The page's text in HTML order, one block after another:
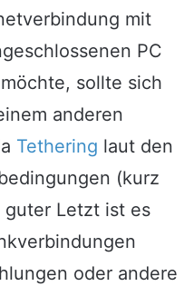
mit
PC
sollte sich
anderen
Tethering laut den
(kurz
guter Letzt ist es
oder andere